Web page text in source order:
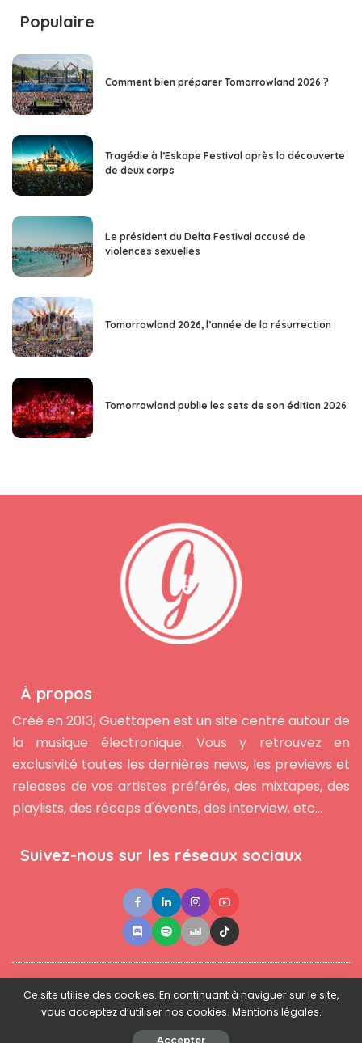
Populaire
Comment bien préparer Tomorrowland 2026 ?
Tragédie à l’Eskape Festival après la découverte
de deux corps
Le président du Delta Festival accusé de
violences sexuelles
Tomorrowland 2026, l’année de la résurrection
Tomorrowland publie les sets de son édition 2026
À propos
Créé en 2013, Guettapen est un site centré autour de
la musique électronique. Vous y retrouvez en
exclusivité toutes les dernières news, les previews et
releases de vos artistes préférés, des mixtapes, des
playlists, des récaps d'évents, des interview, etc...
Suivez-nous sur les réseaux sociaux
Contact ●Newsletter ● L'équipe ● Mentions légales
© 2025 - www.guettapen.com - Tous droits réservés.
Ce site utilise des cookies. En continuant à naviguer sur le site,
vous acceptez d’utiliser nos cookies. Mentions légales.
Accepter